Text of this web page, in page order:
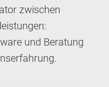
zwischen
und Beratung